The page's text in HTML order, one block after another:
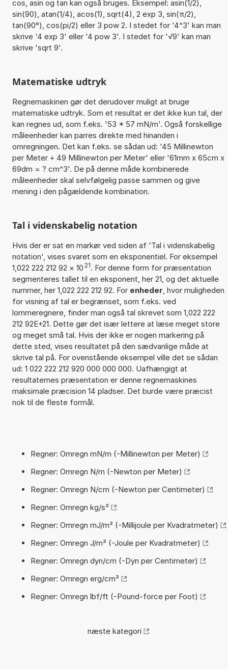
cos, asin og tan kan også bruges. Eksempel: asin(1/2),
sin(90), atan(1/4), acos(1), sqrt(4), 2 exp 3, sin(π/2),
tan(90°), cos(pi/2) eller 3 pow 2. I stedet for '4^3' kan man
skrive '4 exp 3' eller '4 pow 3'. I stedet for '√9' kan man
skrive 'sqrt 9'.
Matematiske udtryk
Regnemaskinen gør det derudover muligt at bruge
matematiske udtryk. Som et resultat er det ikke kun tal, der
kan regnes ud, som f.eks. '53 * 57 mN/m'. Også forskellige
måleenheder kan parres direkte med hinanden i
omregningen. Det kan f.eks. se sådan ud: '45 Millinewton
per Meter + 49 Millinewton per Meter' eller '61mm x 65cm x
69dm = ? cm^3'. De på denne måde kombinerede
måleenheder skal selvfølgelig passe sammen og give
mening i den pågældende kombination.
Tal i videnskabelig notation
Hvis der er sat en markør ved siden af 'Tal i videnskabelig
notation', vises svaret som en eksponentiel. For eksempel
1,022 222 212 92 × 10 21. For denne form for præsentation
segmenteres tallet til en eksponent, her 21, og det aktuelle
nummer, her 1,022 222 212 92. For enheder, hvor muligheden
for visning af tal er begrænset, som f.eks. ved
lommeregnere, finder man også tal skrevet som 1,022 222
212 92E+21. Dette gør det især lettere at læse meget store
og meget små tal. Hvis der ikke er nogen markering på
dette sted, vises resultatet på den sædvanlige måde at
skrive tal på. For ovenstående eksempel ville det se sådan
ud: 1 022 222 212 920 000 000 000. Uafhængigt at
resultaternes præsentation er denne regnemaskines
maksimale præcision 14 pladser. Det burde være præcist
nok til de fleste formål.
Regner: Omregn mN/m (-Millinewton per Meter)
Regner: Omregn N/m (-Newton per Meter)
Regner: Omregn N/cm (-Newton per Centimeter)
Regner: Omregn kg/s²
Regner: Omregn mJ/m² (-Millijoule per Kvadratmeter)
Regner: Omregn J/m² (-Joule per Kvadratmeter)
Regner: Omregn dyn/cm (-Dyn per Centimeter)
Regner: Omregn erg/cm²
Regner: Omregn lbf/ft (-Pound-force per Foot)
næste kategori